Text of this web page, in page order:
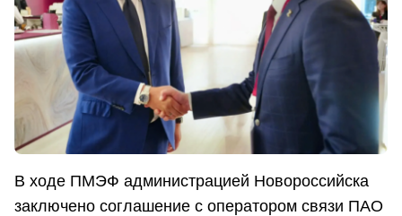
В ходе ПМЭФ администрацией Новороссийска
заключено соглашение с оператором связи ПАО